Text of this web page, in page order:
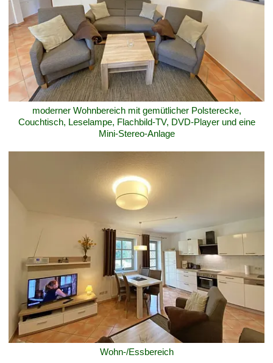
moderner Wohnbereich mit gemütlicher Polsterecke,
Couchtisch, Leselampe, Flachbild-TV, DVD-Player und eine
Mini-Stereo-Anlage
Wohn-/Essbereich